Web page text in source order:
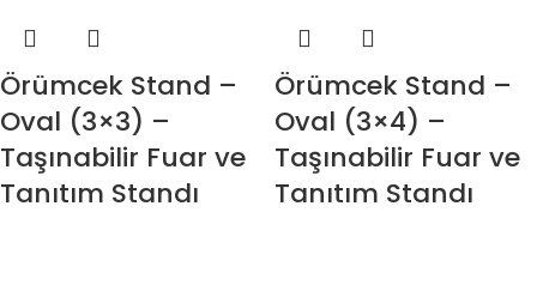
Örümcek Stand –
Oval (3×3) –
Taşınabilir Fuar ve
Tanıtım Standı
Örümcek Stand –
Oval (3×4) –
Taşınabilir Fuar ve
Tanıtım Standı